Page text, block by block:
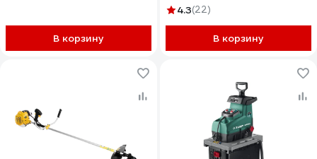
В корзину
класса А15 080066
4.3(22)
В корзину